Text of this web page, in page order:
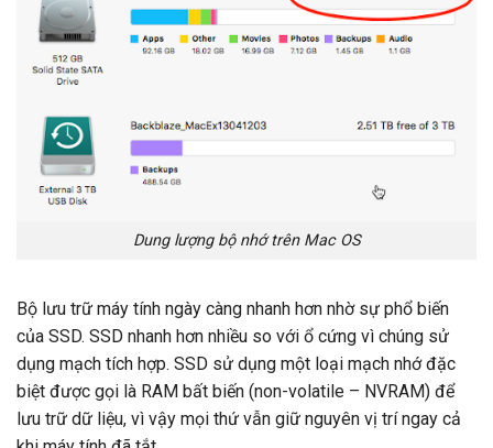
Dung lượng bộ nhớ trên Mac OS
Bộ lưu trữ máy tính ngày càng nhanh hơn nhờ sự phổ biến
của SSD. SSD nhanh hơn nhiều so với ổ cứng vì chúng sử
dụng mạch tích hợp. SSD sử dụng một loại mạch nhớ đặc
biệt được gọi là RAM bất biến (non-volatile – NVRAM) để
lưu trữ dữ liệu, vì vậy mọi thứ vẫn giữ nguyên vị trí ngay cả